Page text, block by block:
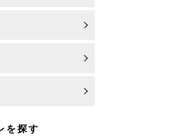
を探す